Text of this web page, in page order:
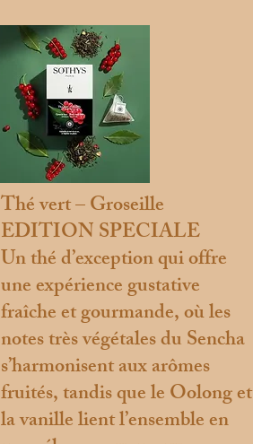
Thé vert – Groseille
EDITION SPECIALE
Un thé d’exception qui offre
une expérience gustative
fraîche et gourmande, où les
notes très végétales du Sencha
s’harmonisent aux arômes
fruités, tandis que le Oolong et
la vanille lient l’ensemble en